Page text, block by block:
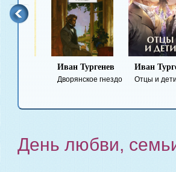
Иван Тургенев
Дворянское гнездо
Иван Тургенев
Отцы и дети
День любви,